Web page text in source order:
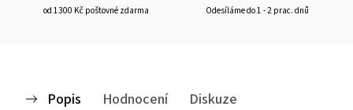
od 1300 Kč poštovné zdarma Odesíláme do 1 - 2 prac. dnů
Popis Hodnocení Diskuze